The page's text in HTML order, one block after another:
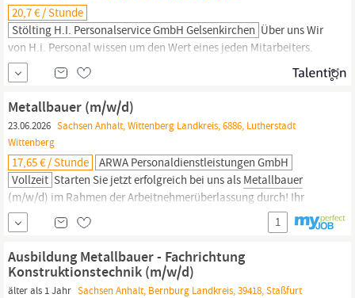
20,7 € / Stunde
Stölting H.i. Personalservice GmbH Gelsenkirchen Über uns Wir
von H.i. Personal wissen um den Wert eines jeden Mitarbeiters.
Daher sind wir für Dich da, persönlich und auch deutschlandweit
in Deiner Nähe. Wir bieten Dir eine faire Bezahlung für attraktive
Arbeitsplätze, völlig unkompliziert und flexibel. Dein Profil:
Abgeschlossene Ausbildung als
Landmaschinenmechaniker, Schlosser oder
Metallbauer (m/w/d)
23.06.2026 Sachsen Anhalt, Wittenberg Landkreis, 6886, Lutherstadt
Wittenberg
17,65 € / Stunde
ARWA Personaldienstleistungen GmbH
Vollzeit Starten Sie jetzt erfolgreich bei uns als Metallbauer
(m/w/d) im Rahmen der Arbeitnehmerüberlassung durch! Ihr
neuer Job ist in Vollzeit in Lutherstadt Wittenberg im Bereich
Metallhandwerk & Metallbau. Ihre Vorteile in diesem Job
gute Übernahmechancen Urlaubs- und Weihnachtsgeld Diese
Aufgaben
1
Ausbildung Metallbauer - Fachrichtung
Konstruktionstechnik (m/w/d)
älter als 1 Jahr Sachsen Anhalt, Bernburg Landkreis, 39418, Staßfurt